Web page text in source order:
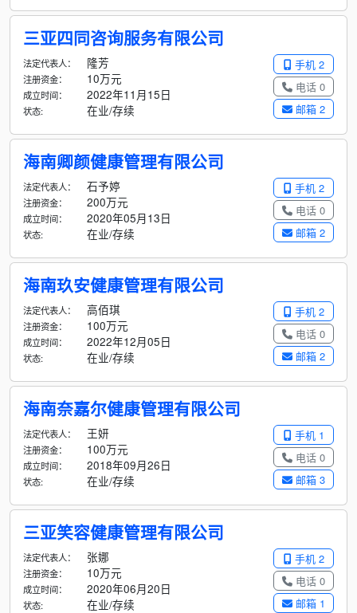
三亚四同咨询服务有限公司
手机 2
电话 0
邮箱 2
法定代表人： 隆芳
注册资金： 10万元
成立时间： 2022年11月15日
状态: 在业/存续
海南卿颜健康管理有限公司
手机 2
电话 0
邮箱 2
法定代表人： 石予婷
注册资金： 200万元
成立时间： 2020年05月13日
状态: 在业/存续
海南玖安健康管理有限公司
手机 2
电话 0
邮箱 2
法定代表人： 高佰琪
注册资金： 100万元
成立时间： 2022年12月05日
状态: 在业/存续
海南奈嘉尔健康管理有限公司
手机 1
电话 0
邮箱 3
法定代表人： 王妍
注册资金： 100万元
成立时间： 2018年09月26日
状态: 在业/存续
三亚笑容健康管理有限公司
手机 2
电话 0
邮箱 1
法定代表人： 张娜
注册资金： 10万元
成立时间： 2020年06月20日
状态: 在业/存续